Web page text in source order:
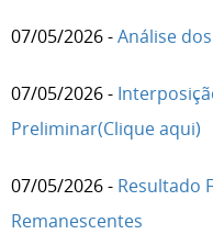
07/05/2026 -Análise
07/05/2026 -
Preliminar(Clique aqui)
07/05/2026 - Resultado
Remanescentes